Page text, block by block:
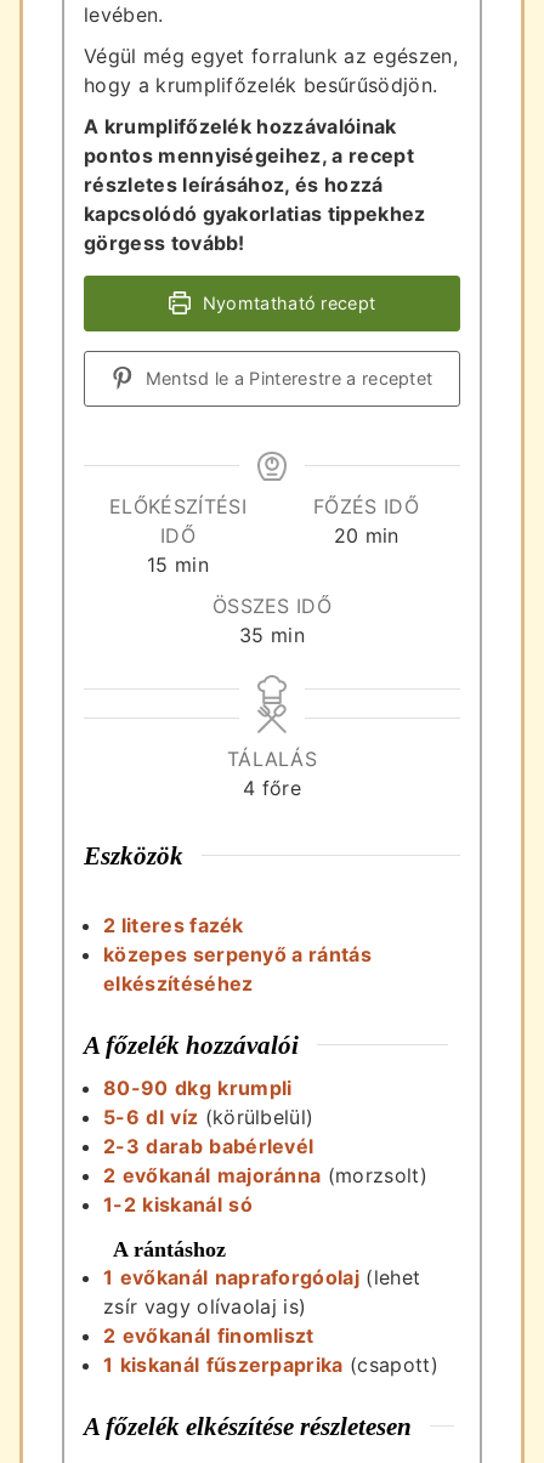
levében.
Végül még egyet forralunk az egészen,
hogy a krumplifőzelék besűrűsödjön.
A krumplifőzelék hozzávalóinak
pontos mennyiségeihez, a recept
részletes leírásához, és hozzá
kapcsolódó gyakorlatias tippekhez
görgess tovább!
Nyomtatható recept
Mentsd le a Pinterestre a receptet
ELŐKÉSZÍTÉSI
IDŐ
15 perc
min
FŐZÉS IDŐ
20 perc
min
ÖSSZES IDŐ
35 perc
min
TÁLALÁS
4 főre
Eszközök
2 literes fazék
közepes serpenyő a rántás
elkészítéséhez
A főzelék hozzávalói
80-90 dkg krumpli
5-6 dl víz (körülbelül)
2-3 darab babérlevél
2 evőkanál majoránna (morzsolt)
1-2 kiskanál só
A rántáshoz
1 evőkanál napraforgóolaj (lehet
zsír vagy olívaolaj is)
2 evőkanál finomliszt
1 kiskanál fűszerpaprika (csapott)
A főzelék elkészítése részletesen